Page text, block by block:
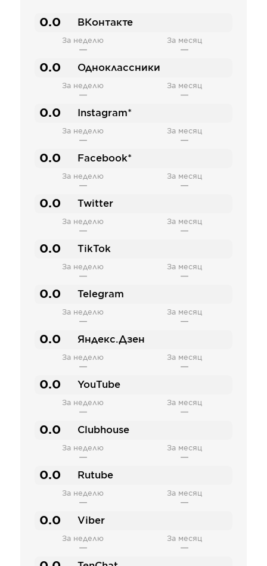
0.0 ВКонтакте
За неделю
—
За месяц
—
0.0 Одноклассники
За неделю
—
За месяц
—
0.0 Instagram*
За неделю
—
За месяц
—
0.0 Facebook*
За неделю
—
За месяц
—
0.0 Twitter
За неделю
—
За месяц
—
0.0 TikTok
За неделю
—
За месяц
—
0.0 Telegram
За неделю
—
За месяц
—
0.0 Яндекс.Дзен
За неделю
—
За месяц
—
0.0 YouTube
За неделю
—
За месяц
—
0.0 Clubhouse
За неделю
—
За месяц
—
0.0 Rutube
За неделю
—
За месяц
—
0.0 Viber
За неделю
—
За месяц
—